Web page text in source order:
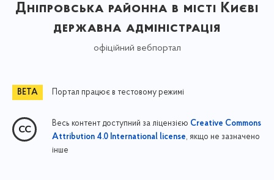
Дніпровська районна в місті Києві
державна адміністрація
офіційний вебпортал
Портал працює в тестовому режимі
Весь контент доступний за ліцензією Creative Commons
Attribution 4.0 International license, якщо не зазначено
інше